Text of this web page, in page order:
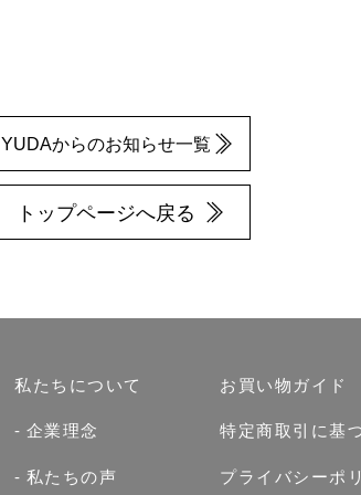
YUDAからのお知らせ一覧
トップページへ戻る
私たちについて
企業理念
私たちの声
お買い物ガイド
特定商取引に基
プライバシーポ